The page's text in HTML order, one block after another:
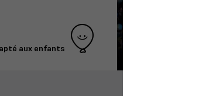
aux enfants